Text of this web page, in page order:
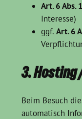
Art. 6 Abs.
Interesse)
ggf. Art. 6
3. Hosting
Beim Besuch
automatisch